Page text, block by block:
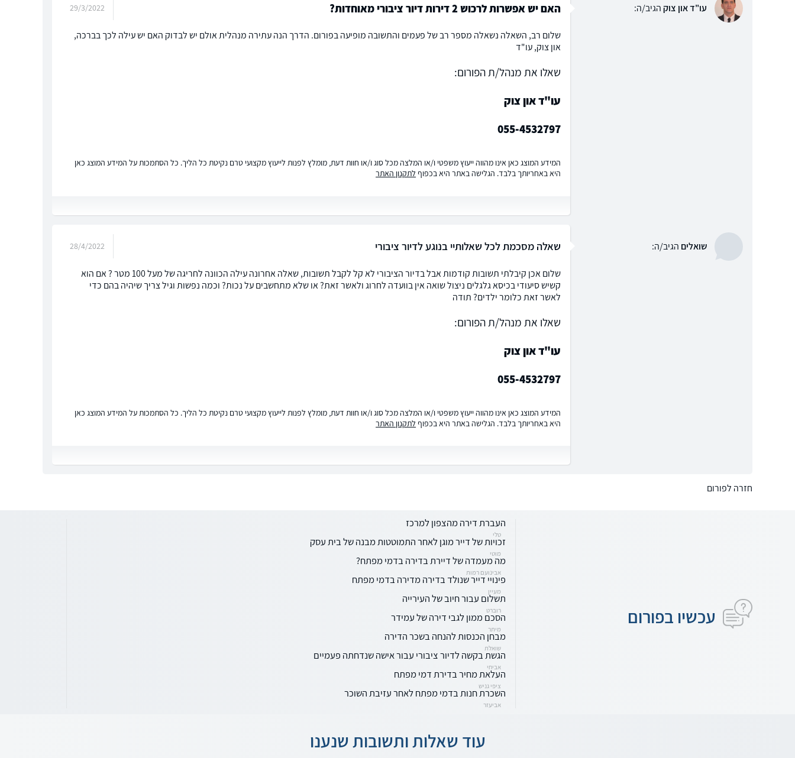
עו"ד און צוקהגיב/ה: האם יש אפשרות לרכוש 2 דירות דיור ציבורי מאוחדות? 29/3/2022
שלום רב, השאלה נשאלה מספר רב של פעמים והתשובה מופיעה בפורום. הדרך הנה עתירה מנהלית אולם יש לבדוק האם יש עילה לכך בברכה,
און צוק, עו"ד
שאלו את מנהל/ת הפורום:
עו"ד און צוק
055-4532797
המידע המוצג כאן אינו מהווה ייעוץ משפטי ו/או המלצה מכל סוג ו/או חוות דעת, מומלץ לפנות לייעוץ מקצועי טרם נקיטת כל הליך. כל הסתמכות על המידע המוצג כאן
היא באחריותך בלבד. הגלישה באתר היא בכפוף לתקנון האתר
שואלים הגיב/ה: שאלה מסכמת לכל שאלותיי בנוגע לדיור ציבורי 28/4/2022
שלום אכן קיבלתי תשובות קודמות אבל בדיור הציבורי לא קל לקבל תשובות, שאלה אחרונה עילה הכוונה לחריגה של מעל 100 מטר ? אם הוא
קשיש סיעודי בכיסא גלגלים ניצול שואה אין בוועדה לחרוג ולאשר זאת? או שלא מתחשבים על נכות? וכמה נפשות וגיל צריך שיהיה בהם כדי
לאשר זאת כלומר ילדים? תודה
שאלו את מנהל/ת הפורום:
עו"ד און צוק
055-4532797
המידע המוצג כאן אינו מהווה ייעוץ משפטי ו/או המלצה מכל סוג ו/או חוות דעת, מומלץ לפנות לייעוץ מקצועי טרם נקיטת כל הליך. כל הסתמכות על המידע המוצג כאן
היא באחריותך בלבד. הגלישה באתר היא בכפוף לתקנון האתר
חזרה לפורום
עכשיו בפורום
העברת דירה מהצפון למרכז
טלי
זכויות של דייר מוגן לאחר התמוטטות מבנה של בית עסק
מוטי
מה מעמדה של דיירת בדירה בדמי מפתח?
אבינועם רמות
פינויי דייר שנולד בדירה מדירה בדמי מפתח
מעיין
תשלום עבור חיוב של העירייה
רוברט
הסכם ממון לגבי דירה של עמידר
מיתר
מבחן הכנסות להנחה בשכר הדירה
שואלת
הגשת בקשה לדיור ציבורי עבור אישה שנדחתה פעמיים
אביחי
העלאת מחיר בדירת דמי מפתח
ציפי גניש
השכרת חנות בדמי מפתח לאחר עזיבת השוכר
אביעזר
עוד שאלות ותשובות שנענו